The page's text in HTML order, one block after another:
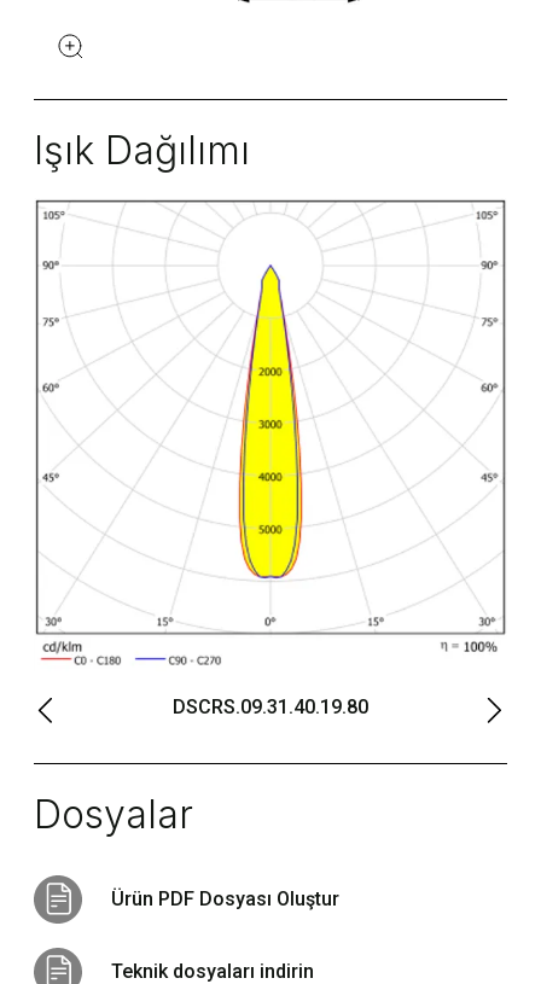
Işık Dağılımı
DSCRS.09.31.40.19.80
Dosyalar
Ürün PDF Dosyası Oluştur
Teknik dosyaları indirin